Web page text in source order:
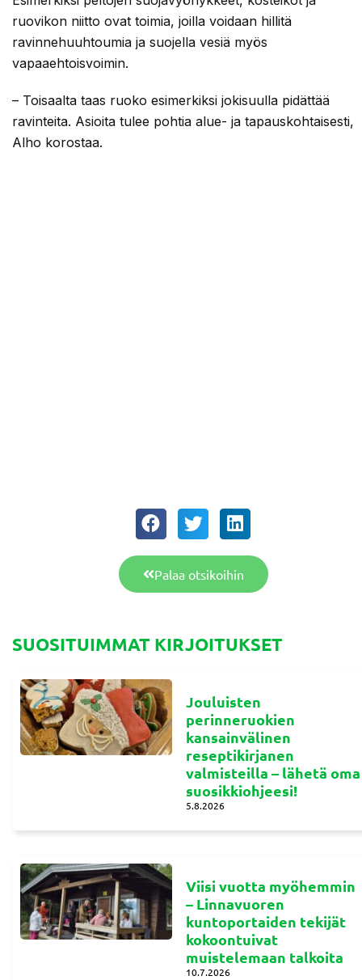
ruovikon niitto ovat toimia, joilla voidaan hillitä
ravinnehuuhtoumia ja suojella vesiä myös
vapaaehtoisvoimin.
– Toisaalta taas ruoko esimerkiksi jokisuulla pidättää
ravinteita. Asioita tulee pohtia alue- ja tapauskohtaisesti,
Alho korostaa.
Palaa otsikoihin
SUOSITUIMMAT KIRJOITUKSET
Jouluisten
perinneruokien
kansainvälinen
reseptikirjanen
valmisteilla – lähetä oma
suosikkiohjeesi!
5.8.2026
Viisi vuotta myöhemmin
– Linnavuoren
kuntoportaiden tekijät
kokoontuivat
muistelemaan talkoita
10.7.2026